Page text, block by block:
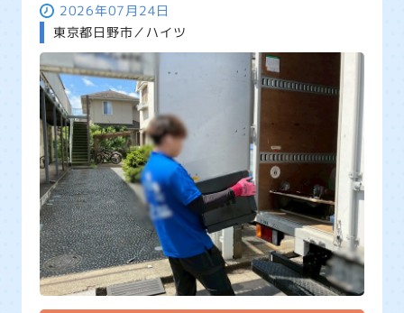
2026年07月24日
東京都日野市／ハイツ